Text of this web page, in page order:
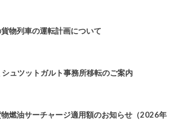
物列車の運転計画について
ュツットガルト事務所移転のご案内
燃油サーチャージ適用額のお知らせ（2026年